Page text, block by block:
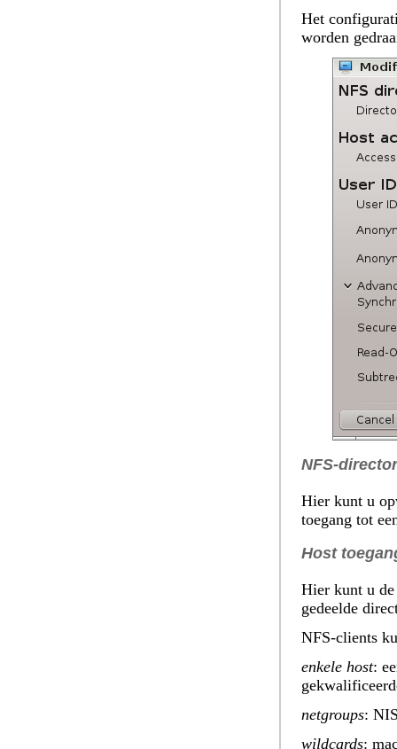
Het
worden
NFS-
Hier kunt u
toegang tot
Host
Hier kunt u de
gedeelde
NFS-clients
enkele host:
netgroups:
wildcards: